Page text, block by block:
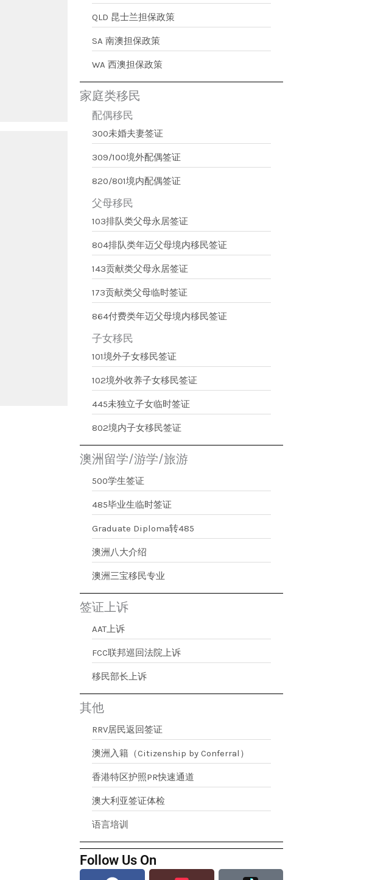
QLD 昆士兰担保政策
SA 南澳担保政策
WA 西澳担保政策
家庭类移民
配偶移民
300未婚夫妻签证
309/100境外配偶签证
820/801境内配偶签证
父母移民
103排队类父母永居签证
804排队类年迈父母境内移民签证
143贡献类父母永居签证
173贡献类父母临时签证
864付费类年迈父母境内移民签证
子女移民
101境外子女移民签证
102境外收养子女移民签证
445未独立子女临时签证
802境内子女移民签证
澳洲留学/游学/旅游
500学生签证
485毕业生临时签证
Graduate Diploma转485
澳洲八大介绍
澳洲三宝移民专业
签证上诉
AAT上诉
FCC联邦巡回法院上诉
移民部长上诉
其他
RRV居民返回签证
澳洲入籍（Citizenship by Conferral）
香港特区护照PR快速通道
澳大利亚签证体检
语言培训
Follow Us On
Facebook